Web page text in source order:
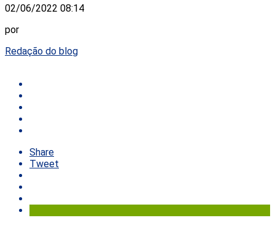
02/06/2022 08:14
por
Redação do blog
Share
Tweet